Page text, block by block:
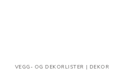
|DEKOR | GULVLISTER
VEGG- OG DEKORLISTER | DEKOR